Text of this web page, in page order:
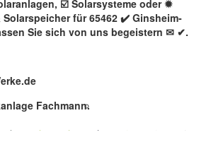
☑️ Solarsysteme oder ✹
für 65462 ✔️ Ginsheim-
Sie sich von uns begeistern ✉ ✔.
Fachmann.